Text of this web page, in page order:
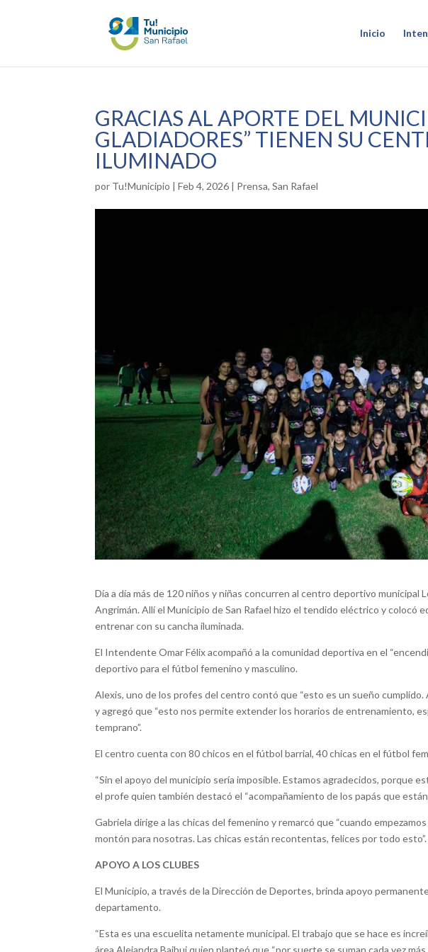
Inicio
GRACIAS AL APORTE DEL
GLADIADORES” TIENEN SU
ILUMINADO
por Tu!Municipio |Feb 4, 2026 | Prensa,San Rafael
Día a día más de 120 niños y niñas concurren al centro deportivo municipal
Angrimán. Allí el Municipio de San Rafael hizo el tendido eléctrico y colocó
entrenar con su cancha iluminada.
El Intendente Omar Félix acompañó a la comunidad deportiva en el
deportivo para el fútbol femenino y masculino.
Alexis, uno de los profes del centro contó que “esto es un sueño cumplido.
y agregó que “esto nos permite extender los horarios de entrenamiento,
temprano”.
El centro cuenta con 80 chicos en el fútbol barrial, 40 chicas en el fútbol
“Sin el apoyo del municipio sería imposible. Estamos agradecidos, porque
el profe quien también destacó el “acompañamiento de los papás que
Gabriela dirige a las chicas del femenino y remarcó que “cuando
montón para nosotras. Las chicas están recontentas, felices por todo esto”.
APOYO A LOS CLUBES
El Municipio, a través de la Dirección de Deportes, brinda apoyo
departamento.
“Esta es una escuelita netamente municipal. El trabajo que se hace es
área Alejandra Bajbuj quien planteó que “por suerte se suman cada vez